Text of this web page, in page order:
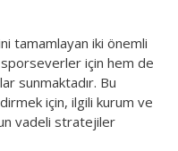
tamamlayan iki önemli
için hem de
sunmaktadır. Bu
için, ilgili kurum ve
vadeli stratejiler